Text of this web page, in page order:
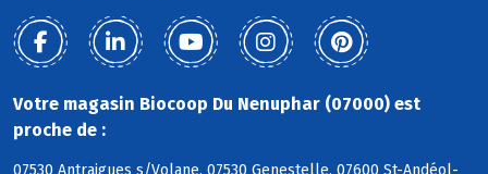
Votre magasin Biocoop Du Nenuphar (07000) est
proche de :
07530 Antraigues s/Volane, 07530 Genestelle, 07600 St-Andéol-